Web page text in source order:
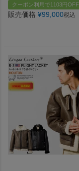
クーポン利用で1103円OFF
販売価格 ¥99,000税込